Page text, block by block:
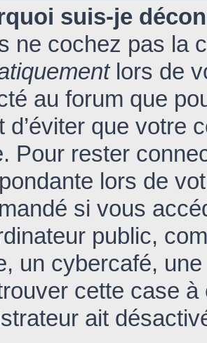
suis-je
ne cochez pas la
lors de
au forum que
d’éviter que votre
Pour rester
lors de
si vous
public,
un cybercafé,
cette case à
ait